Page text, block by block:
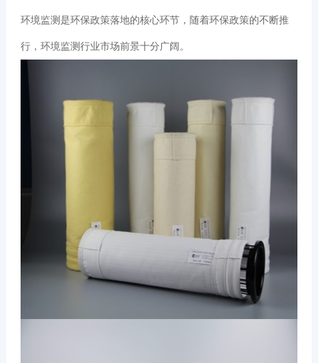
环境监测是环保政策落地的核心环节，随着环保政策的不断推
行，环境监测行业市场前景十分广阔。